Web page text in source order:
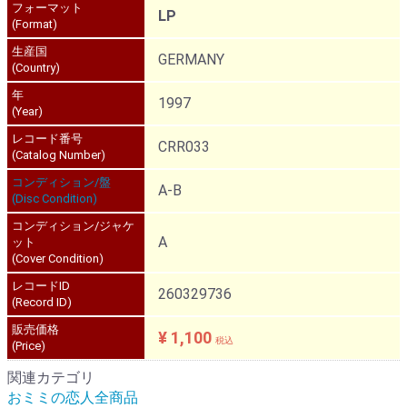
フォーマット
(Format)
LP
生産国
(Country)
GERMANY
年
(Year)
1997
レコード番号
(Catalog Number)
CRR033
コンディション/盤
(Disc Condition)
A-B
コンディション/ジャケ
ット
(Cover Condition)
A
レコードID
(Record ID)
260329736
販売価格
(Price)
¥ 1,100 税込
関連カテゴリ
おミミの恋人全商品